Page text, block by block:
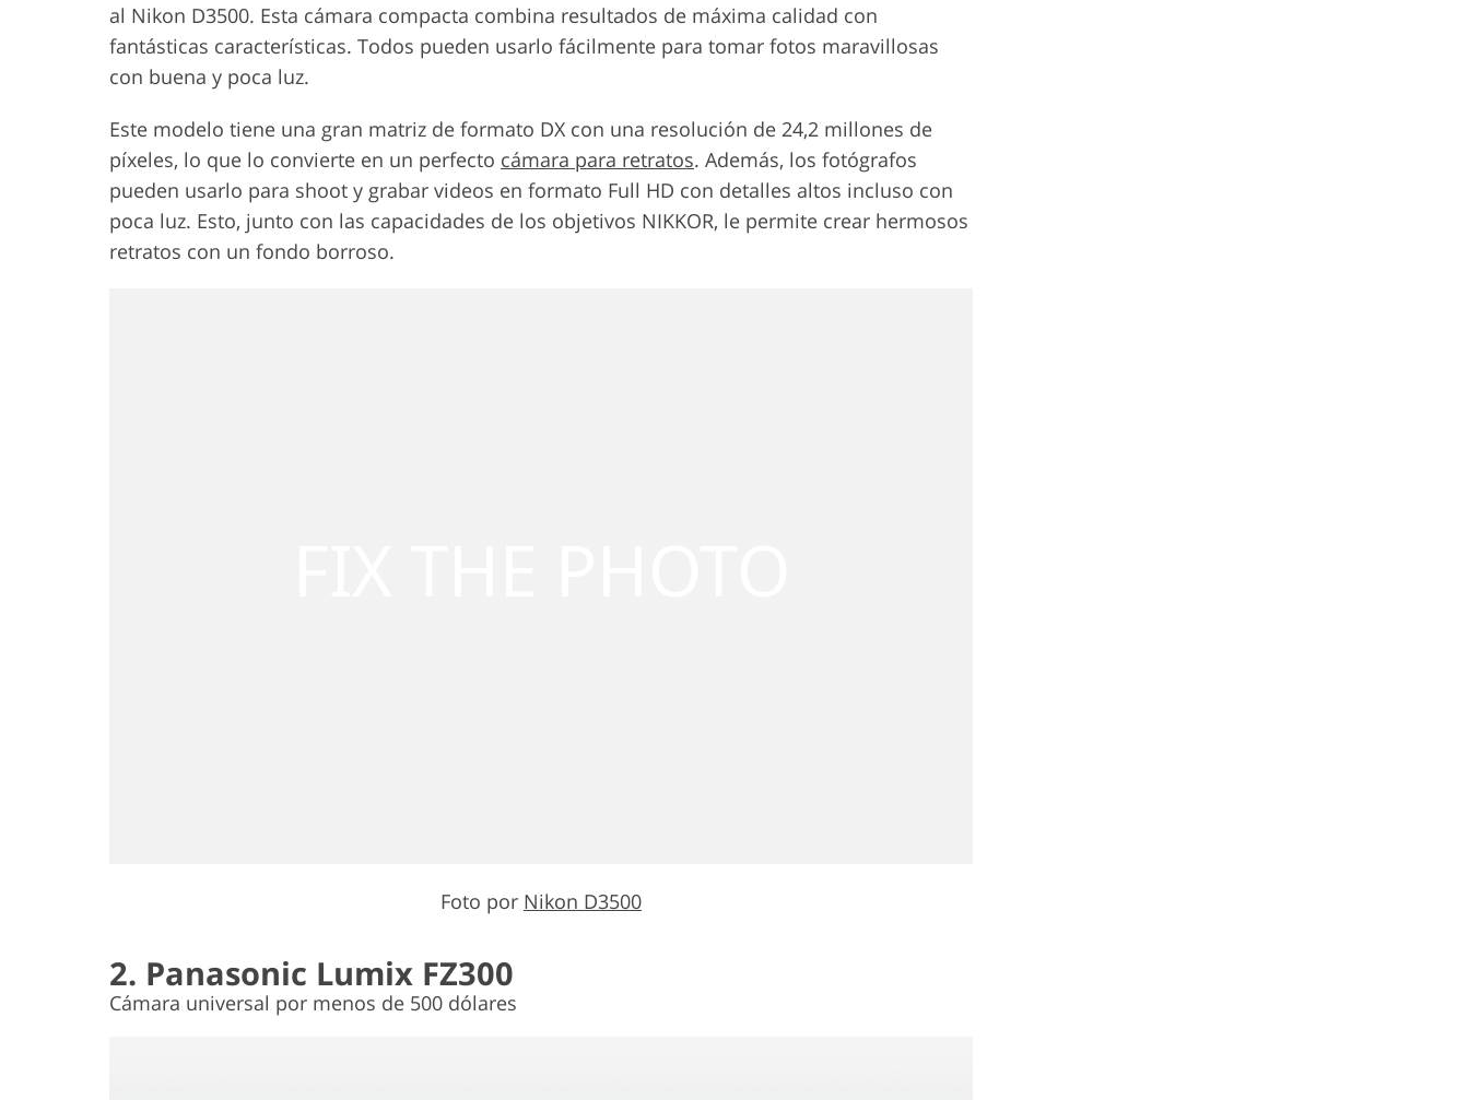
al Nikon D3500. Esta cámara compacta combina resultados de máxima calidad con
fantásticas características. Todos pueden usarlo fácilmente para tomar fotos maravillosas
con buena y poca luz.
Este modelo tiene una gran matriz de formato DX con una resolución de 24,2 millones de
píxeles, lo que lo convierte en un perfecto cámara para retratos. Además, los fotógrafos
pueden usarlo para shoot y grabar videos en formato Full HD con detalles altos incluso con
poca luz. Esto, junto con las capacidades de los objetivos NIKKOR, le permite crear hermosos
retratos con un fondo borroso.
Foto por Nikon D3500
2. Panasonic Lumix FZ300
Cámara universal por menos de 500 dólares